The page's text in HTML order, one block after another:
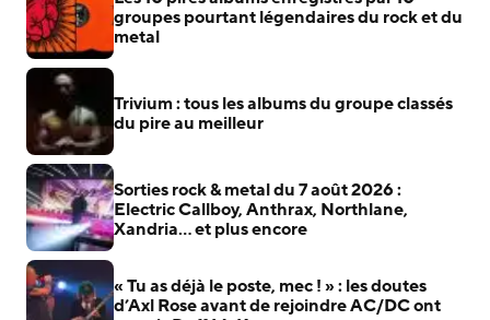
groupes pourtant légendaires du rock et du
metal
Trivium : tous les albums du groupe classés
du pire au meilleur
Sorties rock & metal du 7 août 2026 :
Electric Callboy, Anthrax, Northlane,
Xandria… et plus encore
« Tu as déjà le poste, mec ! » : les doutes
d’Axl Rose avant de rejoindre AC/DC ont